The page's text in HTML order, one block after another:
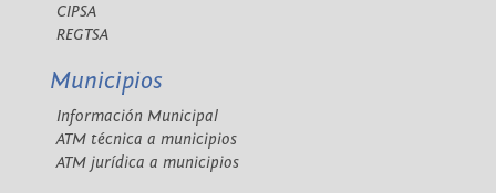
CIPSA
REGTSA
Municipios
Información Municipal
ATM técnica a municipios
ATM jurídica a municipios